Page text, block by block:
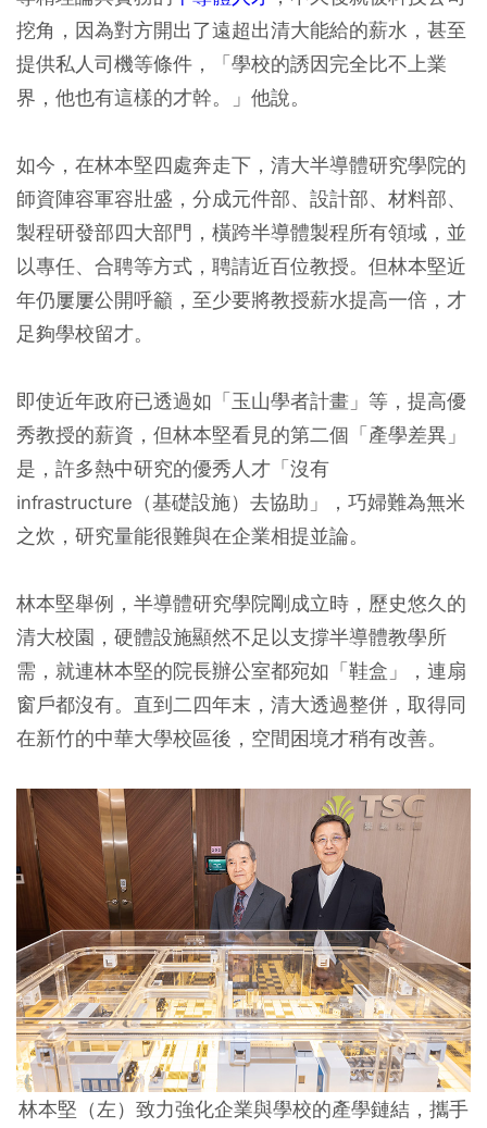
挖角，因為對方開出了遠超出清大能給的薪水，甚至
提供私人司機等條件，「學校的誘因完全比不上業
界，他也有這樣的才幹。」他說。
如今，在林本堅四處奔走下，清大半導體研究學院的
師資陣容軍容壯盛，分成元件部、設計部、材料部、
製程研發部四大部門，橫跨半導體製程所有領域，並
以專任、合聘等方式，聘請近百位教授。但林本堅近
年仍屢屢公開呼籲，至少要將教授薪水提高一倍，才
足夠學校留才。
即使近年政府已透過如「玉山學者計畫」等，提高優
秀教授的薪資，但林本堅看見的第二個「產學差異」
是，許多熱中研究的優秀人才「沒有
infrastructure（基礎設施）去協助」，巧婦難為無米
之炊，研究量能很難與在企業相提並論。
林本堅舉例，半導體研究學院剛成立時，歷史悠久的
清大校園，硬體設施顯然不足以支撐半導體教學所
需，就連林本堅的院長辦公室都宛如「鞋盒」，連扇
窗戶都沒有。直到二四年末，清大透過整併，取得同
在新竹的中華大學校區後，空間困境才稍有改善。
林本堅（左）致力強化企業與學校的產學鏈結，攜手